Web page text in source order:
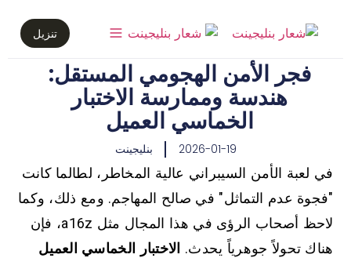
تنزيل
فجر الأمن الهجومي المستقل:
هندسة وممارسة الاختبار
الخماسي العميل
2026-01-19 بنليجينت
في لعبة الأمن السيبراني عالية المخاطر، لطالما كانت
"فجوة عدم التماثل" في صالح المهاجم. ومع ذلك، وكما
لاحظ أصحاب الرؤى في هذا المجال مثل a16z، فإن
هناك تحولاً جوهرياً يحدث. الاختبار الخماسي العميل